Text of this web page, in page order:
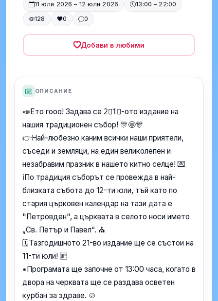
11 юли 2026 – 12 юли 2026
13:00 – 22:00
128
0 0
Добави в любими
ОПИСАНИЕ
📣Ето гооо! Задава се 2⃣1⃣-ото издание на
нашия традиционен събор! 🎊🤩🎊
👉Най-любезно каним всички наши приятели,
съседи и земляци, на един великолепен и
незабравим празник в нашето китно селце! 💌
ℹ️По традиция съборът се провежда в най-
близката събота до 12-ти юли, тъй като по
стария църковен календар на тази дата е
"Петровден", а църквата в селото носи името
„Св. Петър и Павел“. ⛪
🗓Тазгодишното 21-во издание ще се състои на
11-ти юли! 🆙
▪️Програмата ще започне от 13:00 часа, когато в
двора на черквата ще се раздава осветен
курбан за здраве. 🍲